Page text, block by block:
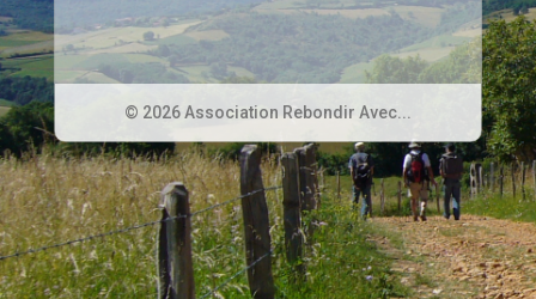
© 2026 Association Rebondir Avec...